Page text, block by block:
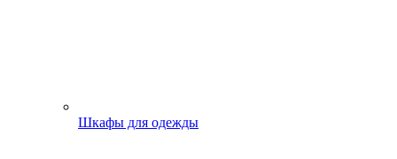
Шкафы для одежды